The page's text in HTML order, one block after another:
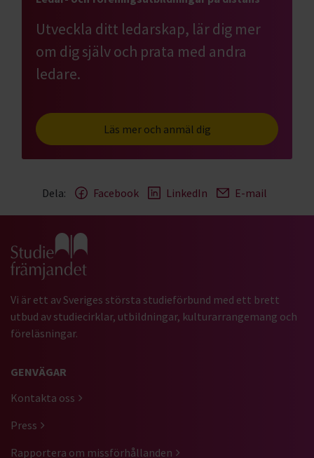
Utveckla ditt ledarskap, lär dig mer
om dig själv och prata med andra
ledare.
Läs mer och anmäl dig
Dela: Facebook LinkedIn E-mail
Gå till studiefrämjandets startsida
Vi är ett av Sveriges största studieförbund med ett brett
utbud av studiecirklar, utbildningar, kulturarrangemang och
föreläsningar.
GENVÄGAR
Kontakta oss
Press
Rapportera om missförhållanden